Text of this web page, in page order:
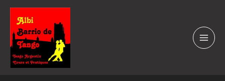
Aller
contenu
MAIN